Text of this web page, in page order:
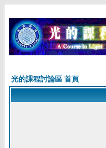
光的課程討論區 首頁